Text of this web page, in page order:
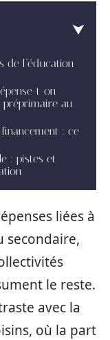
de l’éducation
t-on
au
: ce
: pistes et
liées à
secondaire,
le reste.
avec la
où la part